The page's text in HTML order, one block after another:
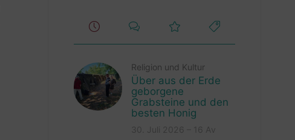
Religion und Kultur
Über aus der Erde
geborgene
Grabsteine und den
besten Honig